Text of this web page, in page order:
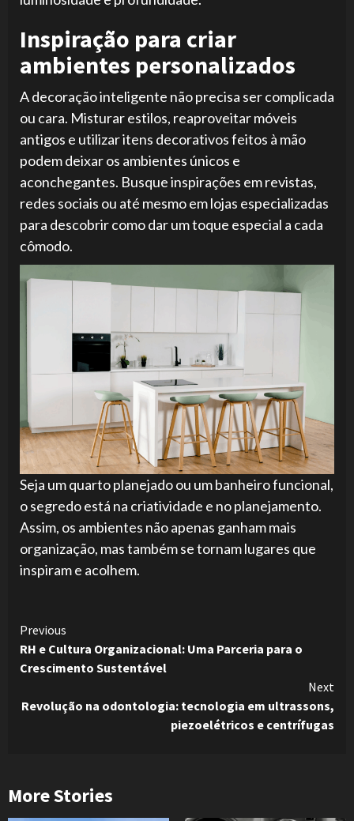
Inspiração para criar
ambientes personalizados
A decoração inteligente não precisa ser complicada
ou cara. Misturar estilos, reaproveitar móveis
antigos e utilizar itens decorativos feitos à mão
podem deixar os ambientes únicos e
aconchegantes. Busque inspirações em revistas,
redes sociais ou até mesmo em lojas especializadas
para descobrir como dar um toque especial a cada
cômodo.
Seja um quarto planejado ou um banheiro funcional,
o segredo está na criatividade e no planejamento.
Assim, os ambientes não apenas ganham mais
organização, mas também se tornam lugares que
inspiram e acolhem.
Continue
Reading
Previous
RH e Cultura Organizacional: Uma Parceria para o
Crescimento Sustentável
Next
Revolução na odontologia: tecnologia em ultrassons,
piezoelétricos e centrífugas
More Stories